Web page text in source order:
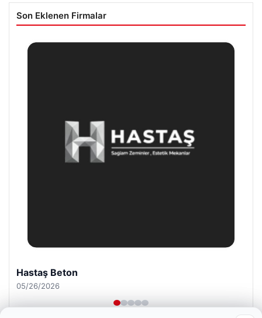
Son Eklenen Firmalar
Prenses Night Club
04/29/2026